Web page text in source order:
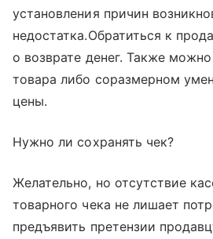
установления причин
недостатка.Обратиться к
о возврате денег. Также
товара либо соразмерном
цены.
Нужно ли сохранять чек?
Желательно, но отсутствие
товарного чека не лишает
предъявить претензии